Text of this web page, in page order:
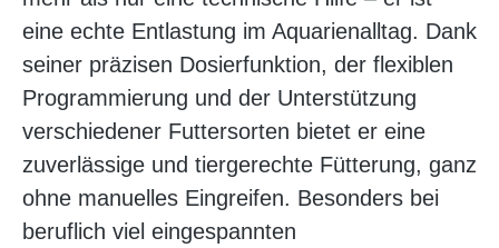
eine echte Entlastung im Aquarienalltag. Dank
seiner präzisen Dosierfunktion, der flexiblen
Programmierung und der Unterstützung
verschiedener Futtersorten bietet er eine
zuverlässige und tiergerechte Fütterung, ganz
ohne manuelles Eingreifen. Besonders bei
beruflich viel eingespannten